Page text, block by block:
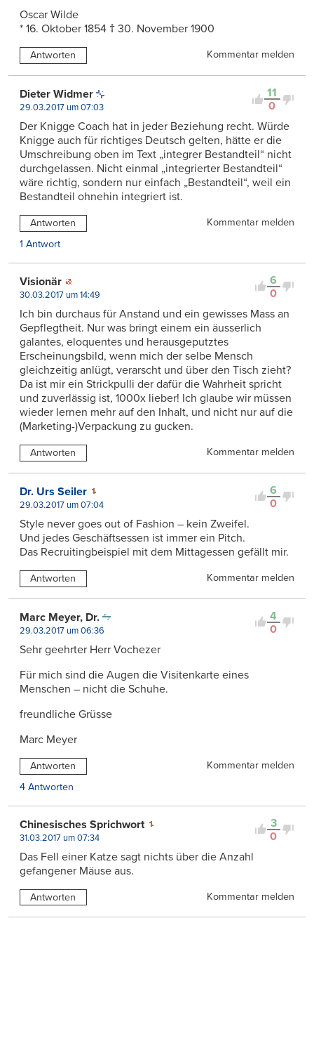
Oscar Wilde
* 16. Oktober 1854 † 30. November 1900
Antworten Kommentar melden
11
0
Dieter Widmer
29.03.2017 um 07:03
Der Knigge Coach hat in jeder Beziehung recht. Würde
Knigge auch für richtiges Deutsch gelten, hätte er die
Umschreibung oben im Text „integrer Bestandteil“ nicht
durchgelassen. Nicht einmal „integrierter Bestandteil“
wäre richtig, sondern nur einfach „Bestandteil“, weil ein
Bestandteil ohnehin integriert ist.
Antworten
Kommentar melden
1 Antwort
6
0
Visionär
30.03.2017 um 14:49
Ich bin durchaus für Anstand und ein gewisses Mass an
Gepflegtheit. Nur was bringt einem ein äusserlich
galantes, eloquentes und herausgeputztes
Erscheinungsbild, wenn mich der selbe Mensch
gleichzeitig anlügt, verarscht und über den Tisch zieht?
Da ist mir ein Strickpulli der dafür die Wahrheit spricht
und zuverlässig ist, 1000x lieber! Ich glaube wir müssen
wieder lernen mehr auf den Inhalt, und nicht nur auf die
(Marketing-)Verpackung zu gucken.
Antworten Kommentar melden
6
0
Dr. Urs Seiler
29.03.2017 um 07:04
Style never goes out of Fashion – kein Zweifel.
Und jedes Geschäftsessen ist immer ein Pitch.
Das Recruitingbeispiel mit dem Mittagessen gefällt mir.
Antworten Kommentar melden
4
0
Marc Meyer, Dr.
29.03.2017 um 06:36
Sehr geehrter Herr Vochezer
Für mich sind die Augen die Visitenkarte eines
Menschen – nicht die Schuhe.
freundliche Grüsse
Marc Meyer
Antworten
Kommentar melden
4 Antworten
3
0
Chinesisches Sprichwort
31.03.2017 um 07:34
Das Fell einer Katze sagt nichts über die Anzahl
gefangener Mäuse aus.
Antworten Kommentar melden